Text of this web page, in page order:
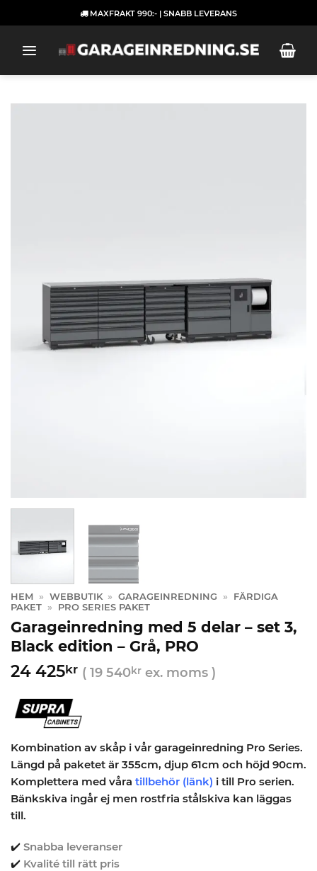
to
MAXFRAKT 990:- | SNABB LEVERANS
HEM » WEBBUTIK » GARAGEINREDNING »
FÄRDIGA
PAKET » PRO SERIES PAKET
Garageinredning med 5 delar – set 3,
Black edition – Grå, PRO
24 425kr ( 19 540kr ex. moms )
Kombination av skåp i vår garageinredning Pro Series.
Längd på paketet är 355cm, djup 61cm och höjd 90cm.
Komplettera med våra tillbehör (länk) i till Pro serien.
Bänkskiva ingår ej men rostfria stålskiva kan läggas
till.
✔️ Snabba leveranser
✔️ Kvalité till rätt pris